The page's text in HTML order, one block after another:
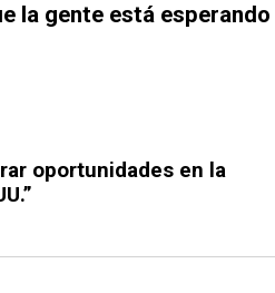
la gente está esperando
oportunidades en la